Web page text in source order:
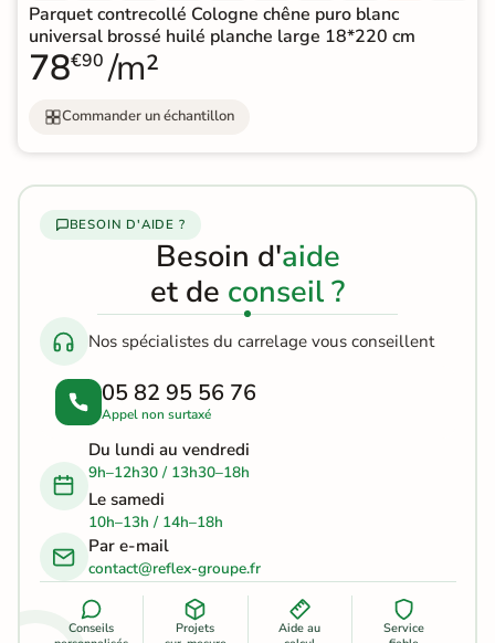
Parquet contrecollé Cologne chêne puro blanc
universal brossé huilé planche large 18*220 cm
78€90 /m²
Commander un échantillon
BESOIN D'AIDE ?
Besoin d'aide
et de conseil ?
Nos spécialistes du carrelage vous conseillent
05 82 95 56 76
Appel non surtaxé
Du lundi au vendredi
9h–12h30 / 13h30–18h
Le samedi
10h–13h / 14h–18h
Par e-mail
contact@reflex-groupe.fr
Conseils
Projets
Aide au
Service